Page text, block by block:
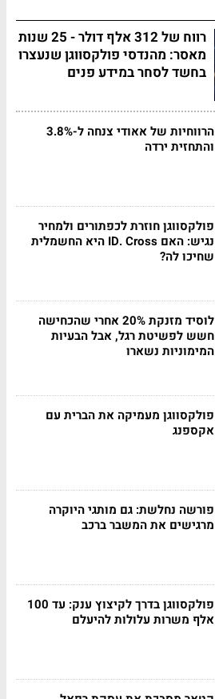
רווח של 312 אלף דולר - 25 שנות
מאסר: מהנדסי פולקסווגן שנעצרו
בחשד לסחר במידע פנים
הרווחיות של אאודי צנחה ל-3.8%
והתחזית ירדה
פולקסווגן חוזרת לכפתורים ולמחיר
נגיש: האם ID. Cross היא החשמלית
שחיכו לה?
לוסיד מזנקת 20% אחרי שהכחישה
חשש לפשיטת רגל, אבל הבעיות
המימוניות נשארו
פולקסווגן מעמיקה את הברית עם
אקספנג
פורשה נחלשת: גם מותגי היוקרה
מרגישים את המשבר ברכב
פולקסווגן בדרך לקיצוץ ענק: עד 100
אלף משרות עלולות להיעלם